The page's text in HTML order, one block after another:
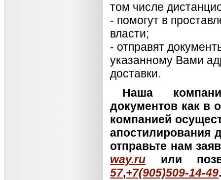
том числе
- помогут в
власти;
- отправят
указанному Вами
доставки.
Наша
документов как в
компанией
апостилирования
отправьте нам
way.ru или
57,+7(905)509-14-49.